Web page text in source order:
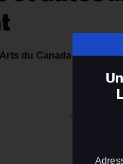
du Canada-